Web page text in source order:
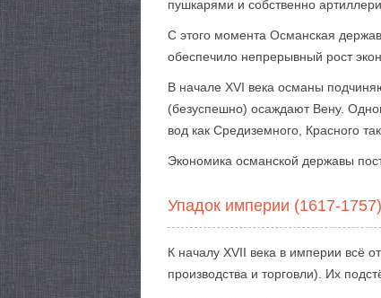
пушкарями и собственно
С этого момента Османская
обеспечило непрерывный рост
В начале XVI века османы
(безуспешно) осаждают Вену.
вод как Средиземного, Красного
Экономика османской державы
Упадок империи (1617-1757)
К началу XVII века в империи всё
производства и торговли). Их